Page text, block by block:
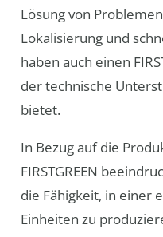
Lösung von
Lokalisierung und
haben auch einen
der technische
bietet.
In Bezug auf die
FIRSTGREEN
die Fähigkeit, in einer
Einheiten zu